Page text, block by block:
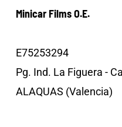
Minicar Films O.E.
E75253294
Pg. Ind. La Figuera -
ALAQUAS (Valencia)